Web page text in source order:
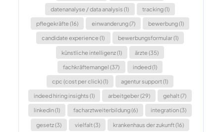
datenanalyse / data analysis (1) tracking (1)
pflegekräfte (16) einwanderung (7) bewerbung (1)
candidate experience (1) bewerbungsformular (1)
künstliche intelligenz (1) ärzte (35)
fachkräftemangel (37) indeed (1)
cpc (cost per click) (1) agentur support (1)
indeed hiring insights (1) arbeitgeber (29) gehalt (7)
linkedin (1) facharztweiterbildung (6) integration (3)
gesetz (3) vielfalt (3) krankenhaus der zukunft (16)